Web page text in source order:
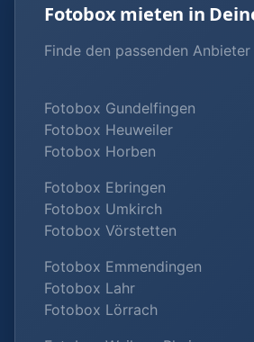
Fotobox mieten in
Finde den passenden
Fotobox Gundelfingen
Fotobox Heuweiler
Fotobox Horben
Fotobox Ebringen
Fotobox Umkirch
Fotobox Vörstetten
Fotobox Emmendingen
Fotobox Lahr
Fotobox Lörrach